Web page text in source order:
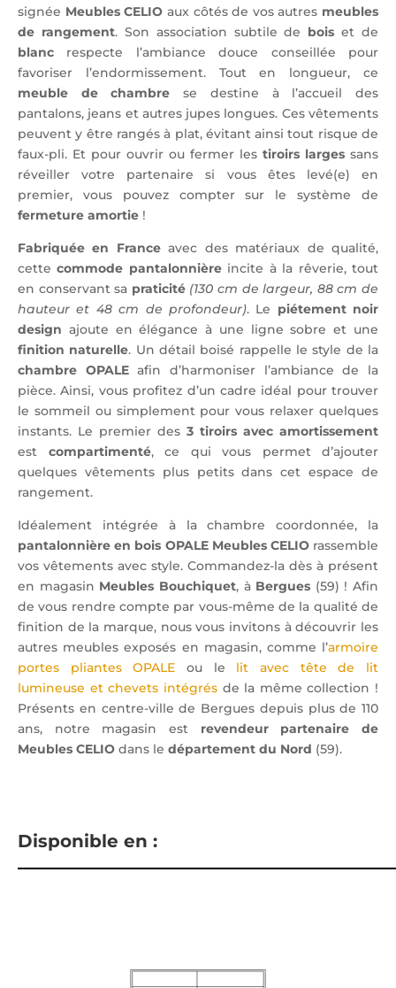
signée Meubles CELIO aux côtés de vos autres meubles
de rangement. Son association subtile de bois et de
blanc respecte l’ambiance douce conseillée pour
favoriser l’endormissement. Tout en longueur, ce
meuble de chambre se destine à l’accueil des
pantalons, jeans et autres jupes longues. Ces vêtements
peuvent y être rangés à plat, évitant ainsi tout risque de
faux-pli. Et pour ouvrir ou fermer les tiroirs larges sans
réveiller votre partenaire si vous êtes levé(e) en
premier, vous pouvez compter sur le système de
fermeture amortie !
Fabriquée en Franceavec des matériaux de qualité,
cettecommode pantalonnièreincite à la rêverie, tout
en conservant sa praticité(130 cm de largeur, 88 cm de
hauteur et 48 cm de profondeur). Le piétement noir
design ajoute en élégance à une ligne sobre et une
finition naturelle. Un détail boisé rappelle le style de la
chambre OPALEafin d’harmoniser l’ambiance de la
pièce. Ainsi, vous profitez d’un cadre idéal pour trouver
le sommeil ou simplement pour vous relaxer quelques
instants. Le premier des 3 tiroirs avec amortissement
est compartimenté, ce qui vous permet d’ajouter
quelques vêtements plus petits dans cet espace de
rangement.
Idéalement intégrée à la chambre coordonnée, la
pantalonnière en bois OPALE Meubles CELIOrassemble
vos vêtements avec style. Commandez-la dès à présent
en magasin Meubles Bouchiquet, à Bergues (59) ! Afin
de vous rendre compte par vous-même de la qualité de
finition de la marque, nous vous invitons à découvrir les
autres meubles exposés en magasin, comme l’armoire
portes pliantes OPALE ou le lit avec tête de lit
lumineuse et chevets intégrésde la même collection !
Présents en centre-ville de Bergues depuis plus de 110
ans, notre magasin est revendeur partenaire de
Meubles CELIO dans le département du Nord (59).
Disponible en :